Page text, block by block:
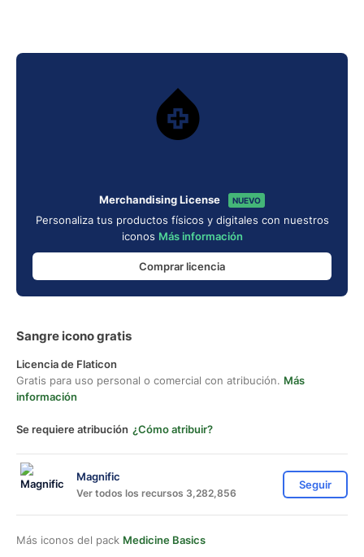
Merchandising License NUEVO
Personaliza tus productos físicos y digitales con nuestros
iconos Más información
Comprar licencia
Sangre icono gratis
Licencia de Flaticon
Gratis para uso personal o comercial con atribución. Más
información
Se requiere atribución ¿Cómo atribuir?
Magnific
Ver todos los recursos 3,282,856
Seguir
Más iconos del pack Medicine Basics